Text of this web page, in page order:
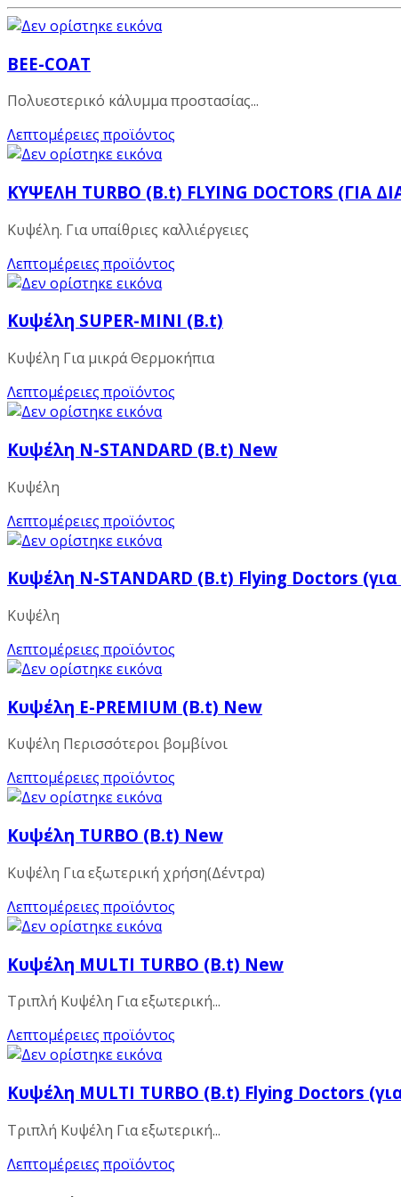
BEE-COAT
Πολυεστερικό κάλυμμα προστασίας...
Λεπτομέρειες προϊόντος
ΚΥΨΕΛΗ TURBO (B.t) FLYING DOCTORS (ΓΙΑ
Κυψέλη. Για υπαίθριες καλλιέργειες
Λεπτομέρειες προϊόντος
Κυψέλη SUPER-MINI (B.t)
Κυψέλη Για μικρά Θερμοκήπια
Λεπτομέρειες προϊόντος
Κυψέλη N-STANDARD (B.t) New
Κυψέλη
Λεπτομέρειες προϊόντος
Κυψέλη N-STANDARD (B.t) Flying Doctors
Κυψέλη
Λεπτομέρειες προϊόντος
Κυψέλη E-PREMIUM (B.t) New
Κυψέλη Περισσότεροι βομβίνοι
Λεπτομέρειες προϊόντος
Κυψέλη TURBO (B.t) New
Κυψέλη Για εξωτερική χρήση(Δέντρα)
Λεπτομέρειες προϊόντος
Κυψέλη MULTI TURBO (B.t) New
Τριπλή Κυψέλη Για εξωτερική...
Λεπτομέρειες προϊόντος
Κυψέλη MULTI TURBO (B.t) Flying Doctors
Τριπλή Κυψέλη Για εξωτερική...
Λεπτομέρειες προϊόντος